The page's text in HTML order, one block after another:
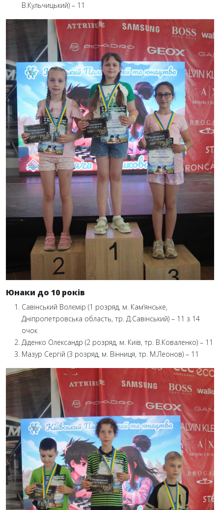
В.Кульчицький) – 11
Юнаки до 10 років
Савінський Волємір (1 розряд, м. Кам’янське,
Дніпропетровська область, тр. Д.Савінський) – 11 з 14
очок
Діденко Олександр (2 розряд, м. Київ, тр. В.Коваленко) – 11
Мазур Сергій (3 розряд, м. Вінниця, тр. М.Леонов) – 11